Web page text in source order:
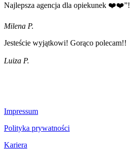
Najlepsza agencja dla opiekunek ❤️❤️”!
Milena P.
Jesteście wyjątkowi! Gorąco polecam!!
Luiza P.
Impressum
Polityka prywatności
Kariera